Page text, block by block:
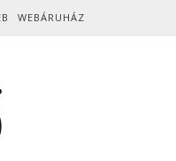
WEBÁRUHÁZ